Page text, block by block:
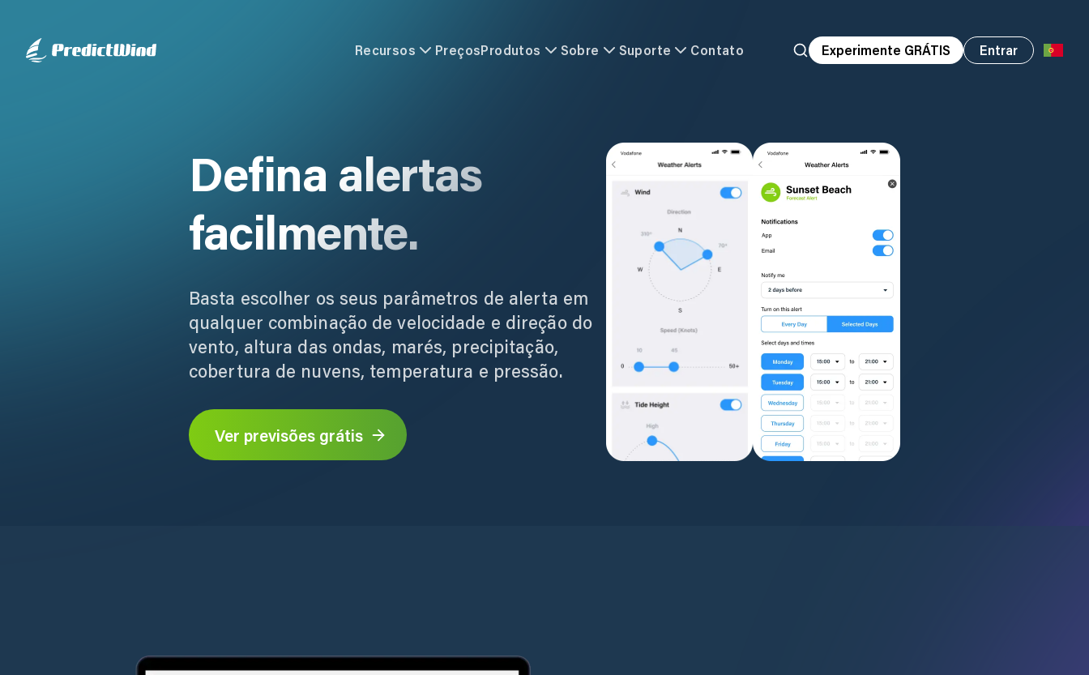
Recursos PreçosProdutos Sobre Suporte Contato Experimente GRÁTIS Entrar
Defina alertas
facilmente.
Basta escolher os seus parâmetros de alerta em
qualquer combinação de velocidade e direção do
vento, altura das ondas, marés, precipitação,
cobertura de nuvens, temperatura e pressão.
Ver previsões grátis